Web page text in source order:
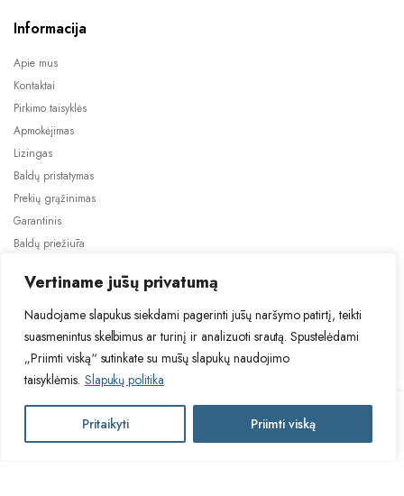
Vertiname jūsų privatumą
Naudojame slapukus siekdami pagerinti jūsų naršymo patirtį, teikti
suasmenintus skelbimus ar turinį ir analizuoti srautą. Spustelėdami
„Priimti viską“ sutinkate su mūsų slapukų naudojimo
taisyklėmis. Slapukų politika
Pritaikyti Priimti viską
SURFINIO
Į krepšelį
Informacija
Apie mus
Kontaktai
Pirkimo taisyklės
Apmokėjimas
Lizingas
Baldų pristatymas
Prekių grąžinimas
Garantinis
Baldų priežiūra
2024 © Visos teisės saugomos. Be TauBaldai.lt sutikimo draudžiama
Asmens duomenų tvarkymas